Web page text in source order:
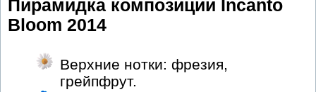
Пирамидка композиции Incanto
Bloom 2014
Верхние нотки: фрезия,
грейпфрут.